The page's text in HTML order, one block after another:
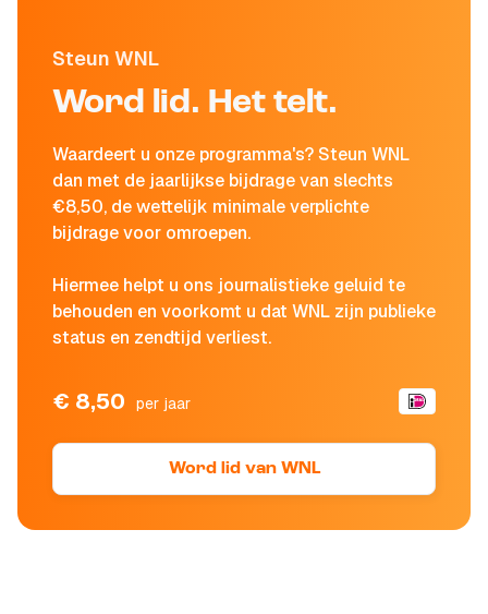
Steun WNL
Word lid. Het telt.
Waardeert u onze programma's? Steun WNL
dan met de jaarlijkse bijdrage van slechts
€8,50, de wettelijk minimale verplichte
bijdrage voor omroepen.
Hiermee helpt u ons journalistieke geluid te
behouden en voorkomt u dat WNL zijn publieke
status en zendtijd verliest.
€ 8,50 per jaar
Word lid van WNL